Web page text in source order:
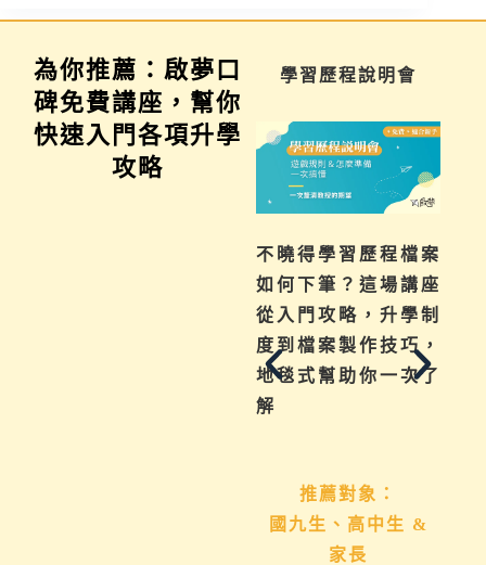
為你推薦：啟夢口
碑免費講座，幫你
快速入門各項升學
攻略
家長講座 學習歷程說明會
不曉得學習歷程檔案
如何下筆？這場講座
從入門攻略，升學制
度到檔案製作技巧，
地毯式幫助你一次了
解
推薦對象：
國九生、高中生 &
家長